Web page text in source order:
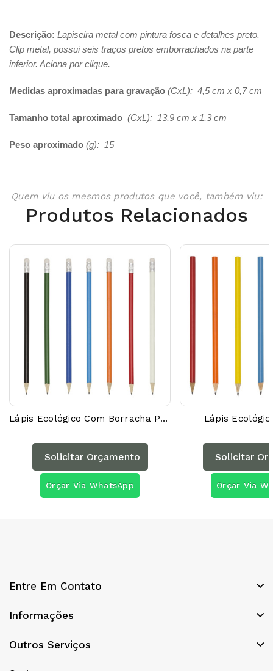
Descrição: Lapiseira metal com pintura fosca e detalhes preto.
Clip metal, possui seis traços pretos emborrachados na parte
inferior. Aciona por clique.
Medidas aproximadas para gravação (CxL): 4,5 cm x 0,7 cm
Tamanho total aproximado (CxL): 13,9 cm x 1,3 cm
Peso aproximado (g): 15
Quem viu os mesmos produtos que você, também viu:
Produtos Relacionados
Lápis Ecológico Com Borracha P@00000AG
Solicitar Orçamento
Orçar Via WhatsApp
Lápis
Solicitar
Orçar Via
Entre Em Contato
Informações
Outros Serviços